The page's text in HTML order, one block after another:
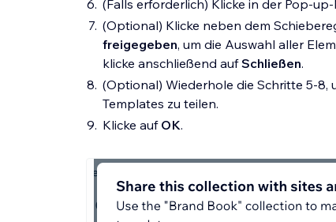
(Falls erforderlich) Klicke in der Pop-
(Optional) Klicke neben dem
freigegeben, um die Auswahl aller
klicke anschließend aufSchließen.
(Optional) Wiederhole die Schritte 5-8,
Templates zu teilen.
Klicke auf OK.